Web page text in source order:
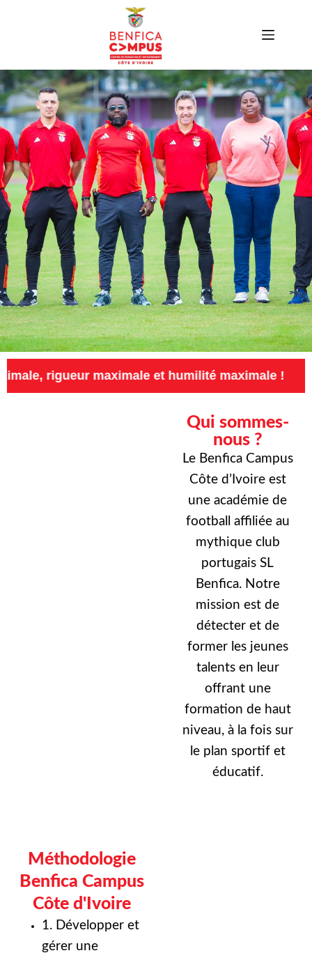
maximale et humilité maximale !
Qui sommes-
nous ?
Le Benfica Campus
Côte d’Ivoire est
une académie de
football affiliée au
mythique club
portugais SL
Benfica. Notre
mission est de
détecter et de
former les jeunes
talents en leur
offrant une
formation de haut
niveau, à la fois sur
le plan sportif et
éducatif.
Méthodologie
Benfica Campus
Côte d'Ivoire
1. Développer et
gérer une